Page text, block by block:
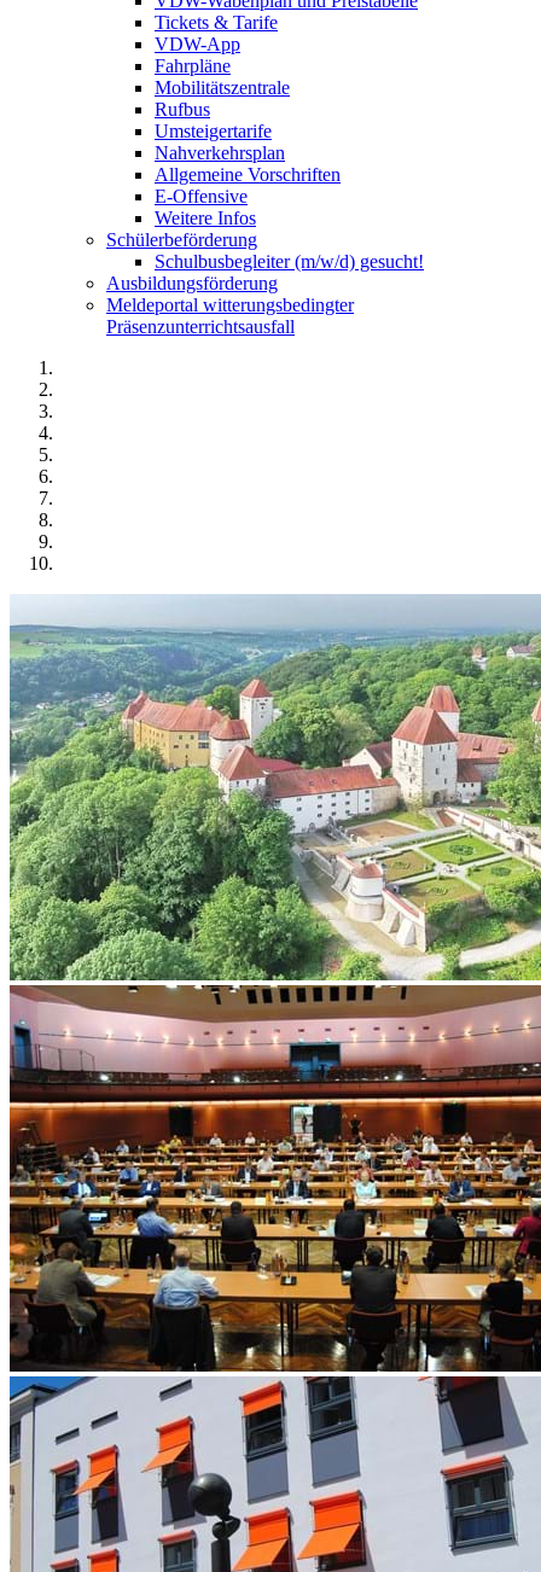
Tickets & Tarife
VDW-App
Fahrpläne
Mobilitätszentrale
Rufbus
Umsteigertarife
Nahverkehrsplan
Allgemeine Vorschriften
E-Offensive
Weitere Infos
Schülerbeförderung
Schulbusbegleiter (m/w/d) gesucht!
Ausbildungsförderung
Meldeportal witterungsbedingter
Präsenzunterrichtsausfall